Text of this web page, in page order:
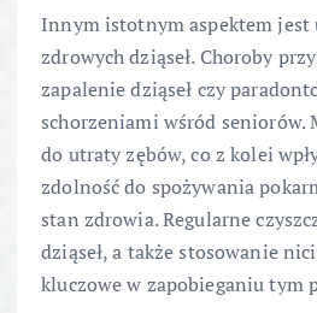
Innym istotnym aspektem jest
zdrowych dziąseł. Choroby
zapalenie dziąseł czy
schorzeniami wśród seniorów.
do utraty zębów, co z kolei
zdolność do spożywania
stan zdrowia. Regularne
dziąseł, a także stosowanie
kluczowe w zapobieganiu tym